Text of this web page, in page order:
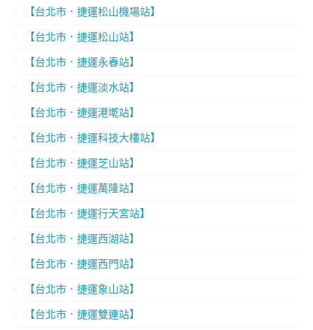
【台北市．捷運松山機場站】
【台北市．捷運松山站】
【台北市．捷運永春站】
【台北市．捷運淡水站】
【台北市．捷運港墘站】
【台北市．捷運科技大樓站】
【台北市．捷運芝山站】
【台北市．捷運萬隆站】
【台北市．捷運行天宮站】
【台北市．捷運西湖站】
【台北市．捷運西門站】
【台北市．捷運象山站】
【台北市．捷運雙連站】